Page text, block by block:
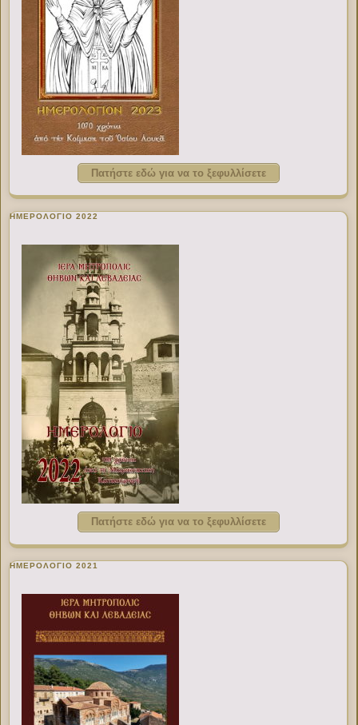
Πατήστε εδώ για να το ξεφυλλίσετε
ΗΜΕΡΟΛΟΓΙΟ 2022
Πατήστε εδώ για να το ξεφυλλίσετε
ΗΜΕΡΟΛΟΓΙΟ 2021